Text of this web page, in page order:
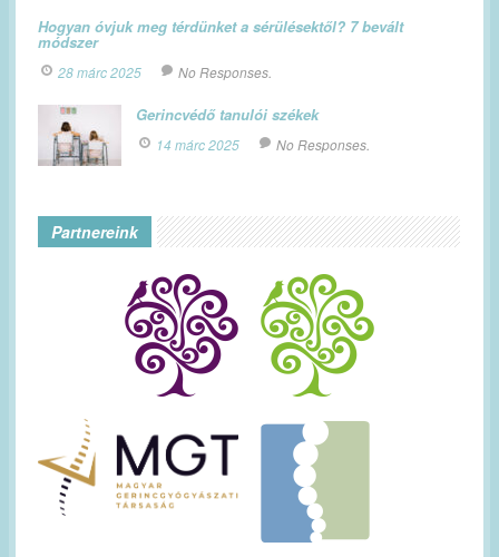
Hogyan óvjuk meg térdünket a sérülésektől? 7 bevált
módszer
28 márc 2025 No Responses.
Gerincvédő tanulói székek
14 márc 2025 No Responses.
Partnereink